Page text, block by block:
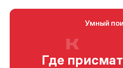
Умный
Где